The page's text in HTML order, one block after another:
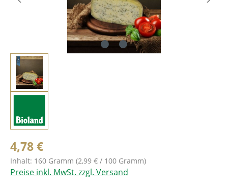
4,78 €
Inhalt: 160 Gramm (2,99 € / 100 Gramm)
Preise inkl. MwSt. zzgl. Versand